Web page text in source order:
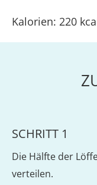
Kalorien: 220
SCHRITT 1
Die Hälfte der
verteilen.